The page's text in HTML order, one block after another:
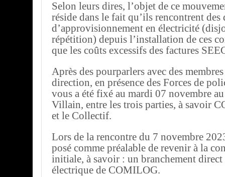
Selon leurs dires, l’objet de ce
réside dans le fait qu’ils rencontrent
d’approvisionnement en électricité
répétition) depuis l’installation de ces
que les coûts excessifs des factures
Après des pourparlers avec des
direction, en présence des Forces de
vous a été fixé au mardi 07 novembre
Villain, entre les trois parties, à savoir
et le Collectif.
Lors de la rencontre du 7 novembre
posé comme préalable de revenir à la
initiale, à savoir : un branchement direct
électrique de COMILOG.